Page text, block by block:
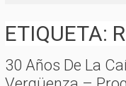
ETIQUETA:
30 Años De La